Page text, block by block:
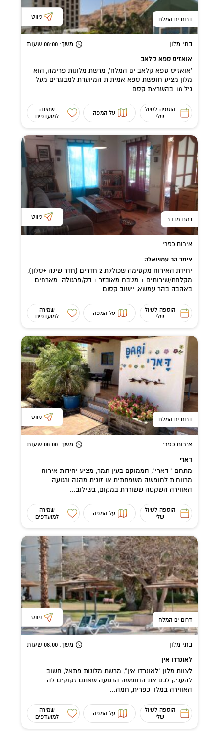
דרום ים המלח ניווט
בתי מלון משך: 08:00 שעות
אואזיס ספא קלאב
'אואזיס ספא קלאב ים המלח', מרשת מלונות פרימה, הוא
מלון מציע חופשת ספא אמיתית המיועדת למבוגרים מעל
גיל 18. בהשראת קסם...
הוספה לטיול
שלי
על המפה
שמירה
למועדפים
רמת מדבר ניווט
אירוח כפרי
צימר הר עמשאלה
יחידת האירוח מקסימה שכוללת 2 חדרים (חדר שינה +סלון),
מקלחת/שירותים + מטבח מאובזר + דק/פרגולה. מארחים
באהבה בהר עמשא, יישוב קסום...
הוספה לטיול
שלי
על המפה
שמירה
למועדפים
דרום ים המלח ניווט
אירוח כפרי משך: 08:00 שעות
דארי
מתחם " דארי", הממוקם בעין תמר, מציע יחידות אירוח
מרווחות לחופשה משפחתית או זוגית מהנה ורגועה.
האווירה השקטה ששוררת במקום, בשילוב...
הוספה לטיול
שלי
על המפה
שמירה
למועדפים
דרום ים המלח ניווט
בתי מלון משך: 08:00 שעות
לאונרדו אין
לצוות מלון "לאונרדו אין", מרשת מלונות פתאל, חשוב
להעניק לכם את החופשה הרגועה שאתם זקוקים לה.
האווירה במלון כפרית, חמה...
הוספה לטיול
שלי
על המפה
שמירה
למועדפים